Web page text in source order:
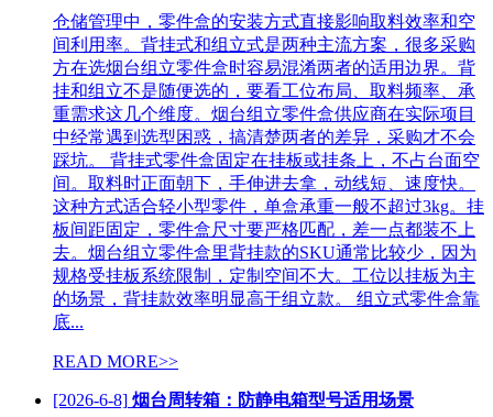
仓储管理中，零件盒的安装方式直接影响取料效率和空
间利用率。背挂式和组立式是两种主流方案，很多采购
方在选烟台组立零件盒时容易混淆两者的适用边界。背
挂和组立不是随便选的，要看工位布局、取料频率、承
重需求这几个维度。烟台组立零件盒供应商在实际项目
中经常遇到选型困惑，搞清楚两者的差异，采购才不会
踩坑。 背挂式零件盒固定在挂板或挂条上，不占台面空
间。取料时正面朝下，手伸进去拿，动线短、速度快。
这种方式适合轻小型零件，单盒承重一般不超过3kg。挂
板间距固定，零件盒尺寸要严格匹配，差一点都装不上
去。烟台组立零件盒里背挂款的SKU通常比较少，因为
规格受挂板系统限制，定制空间不大。工位以挂板为主
的场景，背挂款效率明显高于组立款。 组立式零件盒靠
底...
READ MORE>>
[2026-6-8] 烟台周转箱：防静电箱型号适用场景